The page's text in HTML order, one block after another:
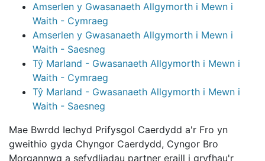
Amserlen y Gwasanaeth Allgymorth i Mewn i
Waith - Cymraeg
Amserlen y Gwasanaeth Allgymorth i Mewn i
Waith - Saesneg
Tŷ Marland - Gwasanaeth Allgymorth i Mewn i
Waith - Cymraeg
Tŷ Marland - Gwasanaeth Allgymorth i Mewn i
Waith - Saesneg
Mae Bwrdd Iechyd Prifysgol Caerdydd a'r Fro yn
gweithio gyda Chyngor Caerdydd, Cyngor Bro
Morgannwg a sefydliadau partner eraill i gryfhau'r